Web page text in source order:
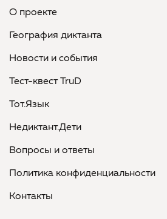
О проекте
География диктанта
Новости и события
Тест-квест TruD
Тот.Язык
Недиктант.Дети
Вопросы и ответы
Политика конфиденциальности
Контакты